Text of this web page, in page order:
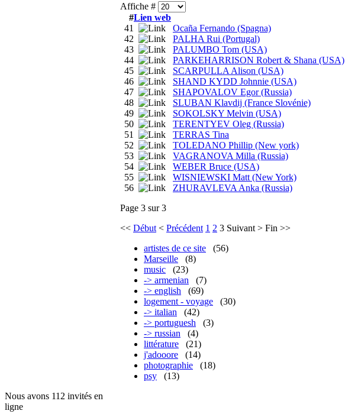
Affiche #
#Lien web
41
Ocaña Fernando (Spagna)
42
PALHA Rui (Portugal)
43
PALUMBO Tom (USA)
44
PARKEHARRISON Robert & Shana (USA)
45
SCARPULLA Alison (USA)
46
SHAND KYDD Johnnie (USA)
47
SHAPOVALOV Egor (Russia)
48
SLUBAN Klavdij (France Slovénie)
49
SOKOLSKY Melvin (USA)
50
TERENTYEV Oleg (Russia)
51
TERRAS Tina
52
TOLEDANO Phillip (New york)
53
VAGRANOVA Milla (Russia)
54
WEBER Bruce (USA)
55
WISNIEWSKI Matt (New York)
56
ZHURAVLEVA Anka (Russia)
Page 3 sur 3
<< Début < Précédent 1 2 3 Suivant > Fin >>
artistes de ce site
(56)
Marseille
(8)
music
(23)
-> armenian
(7)
-> english
(69)
logement - voyage
(30)
-> italian
(42)
-> portuguesh
(3)
-> russian
(4)
littérature
(21)
j'adooore
(14)
photographie
(18)
psy
(13)
Nous avons 112 invités en
ligne